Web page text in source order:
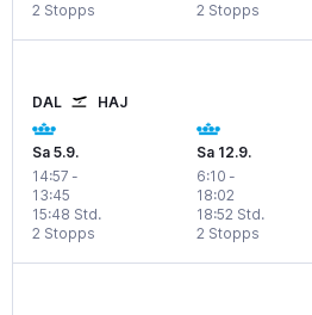
2 Stopps 2 Stopps
DAL HAJ
Sa 5.9.
14:57 -
13:45
2 Stopps
15:48 Std.
Sa 12.9.
6:10 -
18:02
2 Stopps
18:52 Std.